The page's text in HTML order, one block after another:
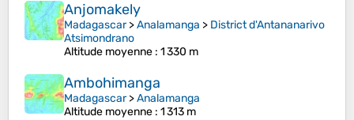
Anjomakely
Madagascar>Analamanga > District d'Antananarivo
Atsimondrano
Altitude moyenne : 1 330 m
Ambohimanga
Madagascar>Analamanga
Altitude moyenne : 1 313 m